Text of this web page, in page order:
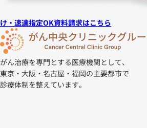
け・速達指定OK資料請求はこちら
がん治療を専門とする医療機関として、
東京・大阪・名古屋・福岡の主要都市で
診療体制を整えています。